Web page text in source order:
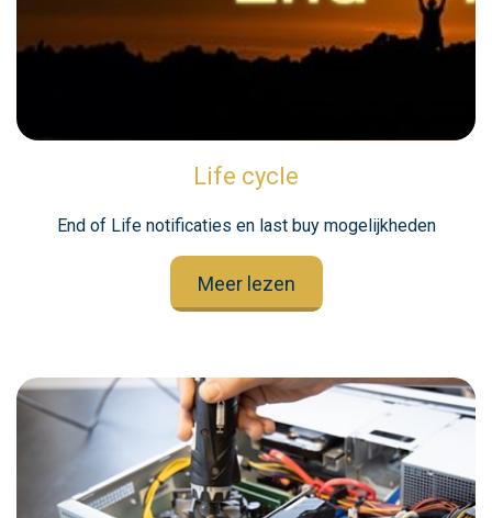
Life cycle
End of Life notificaties en last buy mogelijkheden
Meer lezen